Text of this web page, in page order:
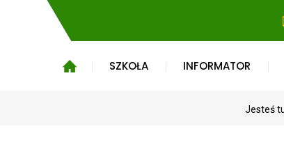
SZKOŁA INFORMATOR
Jesteś